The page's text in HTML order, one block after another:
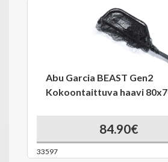
Abu Garcia BEAST Gen2
Kokoontaittuva haavi
84.90€
33597